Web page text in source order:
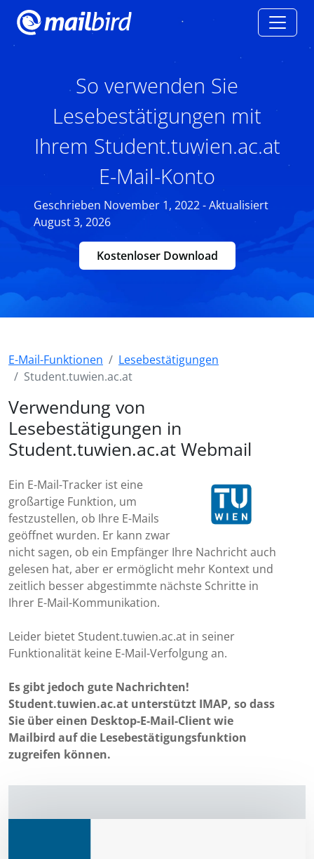
So verwenden Sie
Lesebestätigungen mit
Ihrem Student.tuwien.ac.at
E-Mail-Konto
Geschrieben November 1, 2022 - Aktualisiert
August 3, 2026
Kostenloser Download
E-Mail-Funktionen
Lesebestätigungen
Student.tuwien.ac.at
Verwendung von
Lesebestätigungen in
Student.tuwien.ac.at Webmail
Ein E-Mail-Tracker ist eine
großartige Funktion, um
festzustellen, ob Ihre E-Mails
geöffnet wurden. Er kann zwar
nicht sagen, ob ein Empfänger Ihre Nachricht auch
gelesen hat, aber er ermöglicht mehr Kontext und
zeitlich besser abgestimmte nächste Schritte in
Ihrer E-Mail-Kommunikation.
Leider bietet Student.tuwien.ac.at in seiner
Funktionalität keine E-Mail-Verfolgung an.
Es gibt jedoch gute Nachrichten!
Student.tuwien.ac.at unterstützt IMAP, so dass
Sie über einen Desktop-E-Mail-Client wie
Mailbird auf die Lesebestätigungsfunktion
zugreifen können.